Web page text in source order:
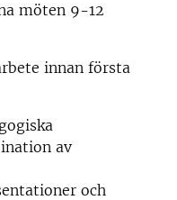
möten 9-12
innan första
av
och